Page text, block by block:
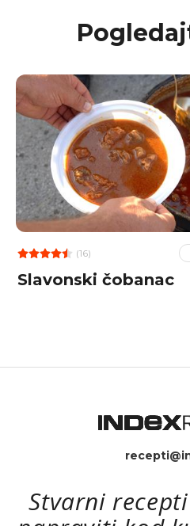
(16)
Slavonski čobanac
Stvarni